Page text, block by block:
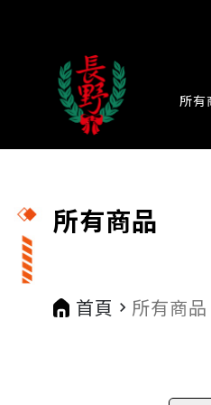
所有
所有商品
首頁 navigate_next 所有商品